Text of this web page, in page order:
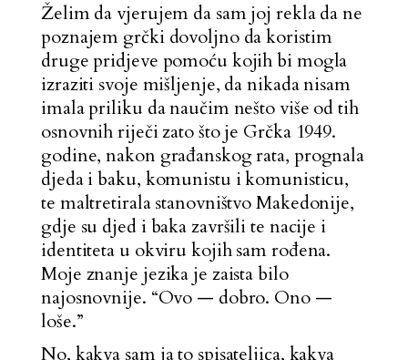
Želim da vjerujem da sam joj rekla da ne
poznajem grčki dovoljno da koristim
druge pridjeve pomoću kojih bi mogla
izraziti svoje mišljenje, da nikada nisam
imala priliku da naučim nešto više od tih
osnovnih riječi zato što je Grčka 1949.
godine, nakon građanskog rata, prognala
djeda i baku, komunistu i komunisticu,
te maltretirala stanovništvo Makedonije,
gdje su djed i baka završili te nacije i
identiteta u okviru kojih sam rođena.
Moje znanje jezika je zaista bilo
najosnovnije. “Ovo — dobro. Ono —
loše.”
No, kakva sam ja to spisateljica, kakva